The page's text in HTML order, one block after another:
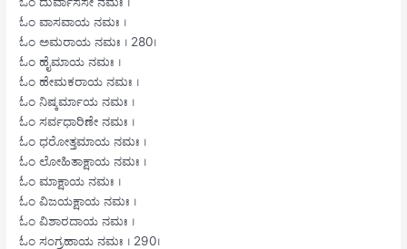
ಓಂ ವಾಸವಾಯ ನಮಃ ।
ಓಂ ಅಮರಾಯ ನಮಃ । 280।
ಓಂ ಹೈಮಾಯ ನಮಃ ।
ಓಂ ಹೇಮಕರಾಯ ನಮಃ ।
ಓಂ ನಿಷ್ಕರ್ಮಾಯ ನಮಃ ।
ಓಂ ಸರ್ವಧಾರಿಣೇ ನಮಃ ।
ಓಂ ಧರೋತ್ತಮಾಯ ನಮಃ ।
ಓಂ ಲೋಹಿತಾಕ್ಷಾಯ ನಮಃ ।
ಓಂ ಮಾಕ್ಷಾಯ ನಮಃ ।
ಓಂ ವಿಜಯಕ್ಷಾಯ ನಮಃ ।
ಓಂ ವಿಶಾರದಾಯ ನಮಃ ।
ಓಂ ಸಂಗ್ರಹಾಯ ನಮಃ । 290।